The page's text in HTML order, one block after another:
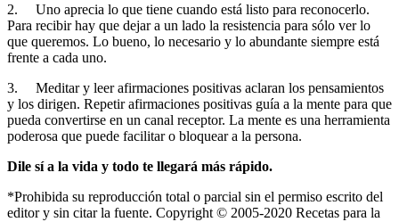
2. Uno aprecia lo que tiene cuando está listo para reconocerlo.
Para recibir hay que dejar a un lado la resistencia para sólo ver lo
que queremos. Lo bueno, lo necesario y lo abundante siempre está
frente a cada uno.
3. Meditar y leer afirmaciones positivas aclaran los pensamientos
y los dirigen. Repetir afirmaciones positivas guía a la mente para que
pueda convertirse en un canal receptor. La mente es una herramienta
poderosa que puede facilitar o bloquear a la persona.
Dile sí a la vida y todo te llegará más rápido.
*Prohibida su reproducción total o parcial sin el permiso escrito del
editor y sin citar la fuente. Copyright © 2005-2020 Recetas para la